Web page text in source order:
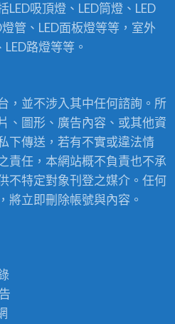
吸頂燈、LED筒燈、LED
管、LED面板燈等等，室外
路燈等等。
，並不涉入其中任何諮詢。所
、圖形、廣告內容、或其他資
下傳送，若有不實或違法情
責任，本網站概不負責也不承
不特定對象刊登之媒介。任何
將立即刪除帳號與內容。